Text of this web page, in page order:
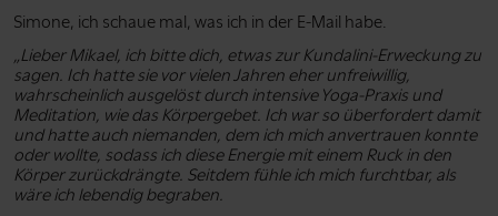
Simone, ich schaue mal, was ich in der E-Mail habe.
„Lieber Mikael, ich bitte dich, etwas zur Kundalini-Erweckung zu
sagen. Ich hatte sie vor vielen Jahren eher unfreiwillig,
wahrscheinlich ausgelöst durch intensive Yoga-Praxis und
Meditation, wie das Körpergebet. Ich war so überfordert damit
und hatte auch niemanden, dem ich mich anvertrauen konnte
oder wollte, sodass ich diese Energie mit einem Ruck in den
Körper zurückdrängte. Seitdem fühle ich mich furchtbar, als
wäre ich lebendig begraben.